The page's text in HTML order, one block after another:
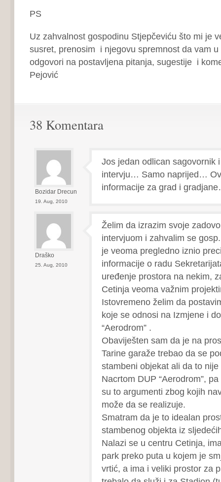
PS
Uz zahvalnost gospodinu Stjepčeviću što mi je
susret, prenosim i njegovu spremnost da vam u
odgovori na postavljena pitanja, sugestije i
Pejović
38 Komentara
Bozidar Drecun
19. Aug, 2010
Jos jedan odlican sagovornik
intervju… Samo naprijed…
informacije za grad i
Draško
25. Aug, 2010
Želim da izrazim svoje
intervjuom i zahvalim se
je veoma pregledno iznio
informacije o radu
uređenje prostora na nekim,
Cetinja veoma važnim
Istovremeno želim da
koje se odnosi na Izmjene i
“Aerodrom” .
Obaviješten sam da je na
Tarine garaže trebao da se
stambeni objekat ali da to
Nacrtom DUP “Aerodrom”,
su to argumenti zbog kojih
može da se realizuje.
Smatram da je to idealan
stambenog objekta iz
Nalazi se u centru Cetinja,
park preko puta u kojem je
vrtić, a ima i veliki prostor za